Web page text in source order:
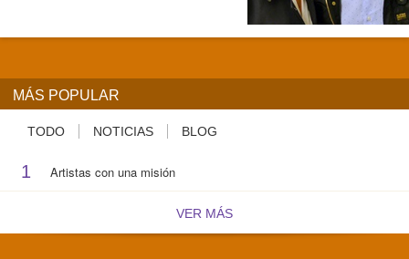
MÁS POPULAR
TODO NOTICIAS BLOG
1 Artistas con una misión
VER MÁS